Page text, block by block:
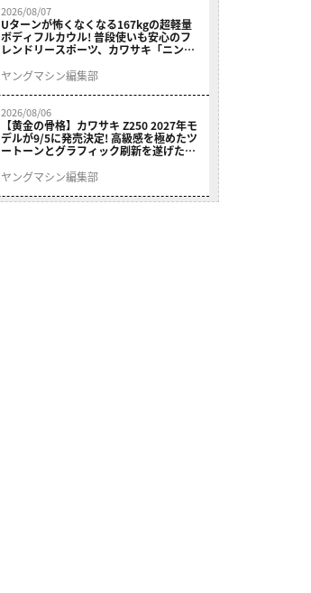
2026/08/07
Uターンが怖くなくなる167kgの超軽量
ボディフルカウル! 普段使いも安心のフ
レンドリースポーツ、カワサキ「ニンジ
9/5発売
ヤングマシン編集部
2026/08/06
【黄金の骨格】カワサキ Z250 2027年モ
デルが9/5に発売決定! 高級感を極めたツ
ートーンとグラフィック刷新を遂げた本
ヤングマシン編集部